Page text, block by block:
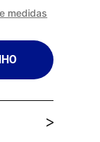
medidas